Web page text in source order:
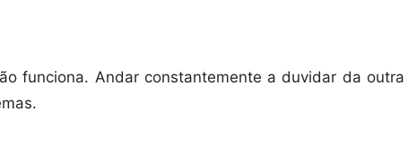
funciona. Andar constantemente a duvidar da outra